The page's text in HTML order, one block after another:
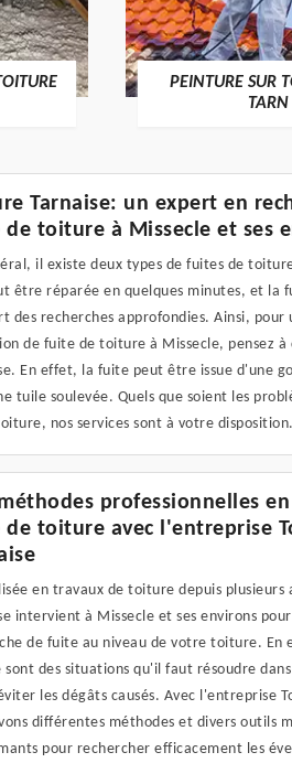
PEINTURE SUR
TARN
Tarnaise: un expert en
toiture à Missecle et ses
il existe deux types de fuites de
être réparée en quelques minutes, et la
des recherches approfondies. Ainsi, pour
de fuite de toiture à Missecle, pensez
En effet, la fuite peut être issue d'une
tuile soulevée. Quels que soient les
nos services sont à votre disposition.
professionnelles
toiture avec l'entreprise
en travaux de toiture depuis plusieurs
intervient à Missecle et ses environs
de fuite au niveau de votre toiture. En
des situations qu'il faut résoudre
les dégâts causés. Avec l'entreprise
différentes méthodes et divers outils
pour rechercher efficacement les